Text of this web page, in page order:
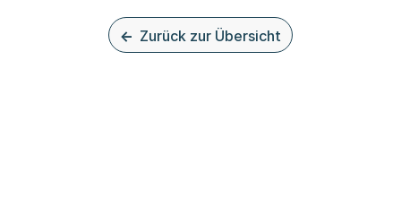
Zurück zur Übersicht